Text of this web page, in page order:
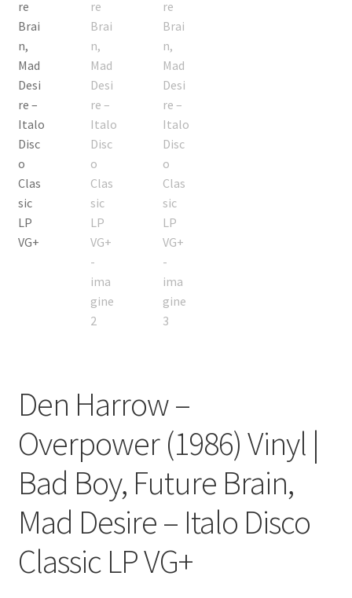
Den Harrow –
Overpower (1986) Vinyl |
Bad Boy, Future Brain,
Mad Desire – Italo Disco
Classic LP VG+